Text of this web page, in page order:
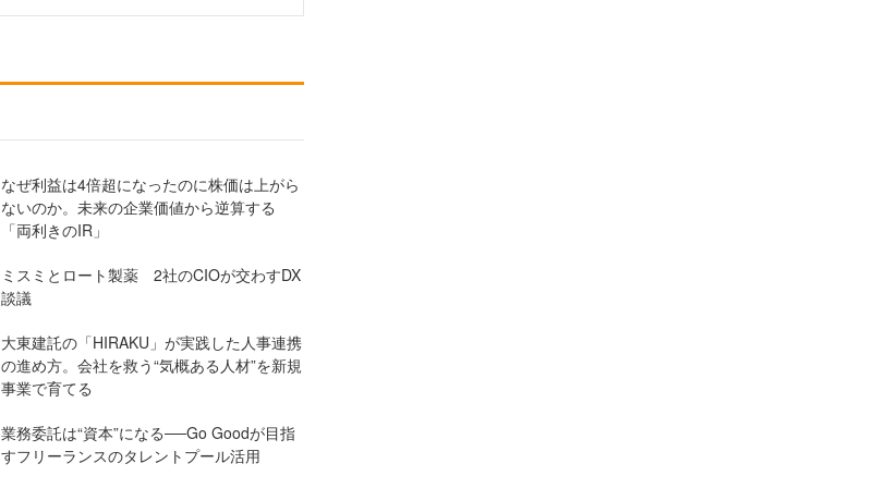
なぜ利益は4倍超になったのに株価は上がら
ないのか。未来の企業価値から逆算する
「両利きのIR」
ミスミとロート製薬 2社のCIOが交わすDX
談議
大東建託の「HIRAKU」が実践した人事連携
の進め方。会社を救う“気概ある人材”を新規
事業で育てる
業務委託は“資本”になる──Go Goodが目指
すフリーランスのタレントプール活用